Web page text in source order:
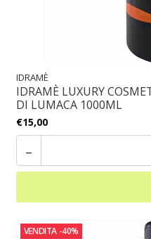
IDRAMÈ
IDRAMÈ LUXURY
DI LUMACA 1000ML
€15,00
-
VENDITA -40%